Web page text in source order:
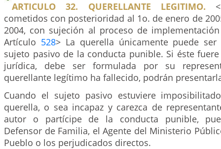
ARTICULO 32. QUERELLANTE LEGITIMO.
cometidos con posterioridad al 1o. de enero de
2004, con sujeción al proceso de
Artículo 528> La querella únicamente puede
sujeto pasivo de la conducta punible. Si éste
jurídica, debe ser formulada por su
querellante legítimo ha fallecido, podrán
Cuando el sujeto pasivo estuviere
querella, o sea incapaz y carezca de
autor o partícipe de la conducta punible,
Defensor de Familia, el Agente del Ministerio
Pueblo o los perjudicados directos.